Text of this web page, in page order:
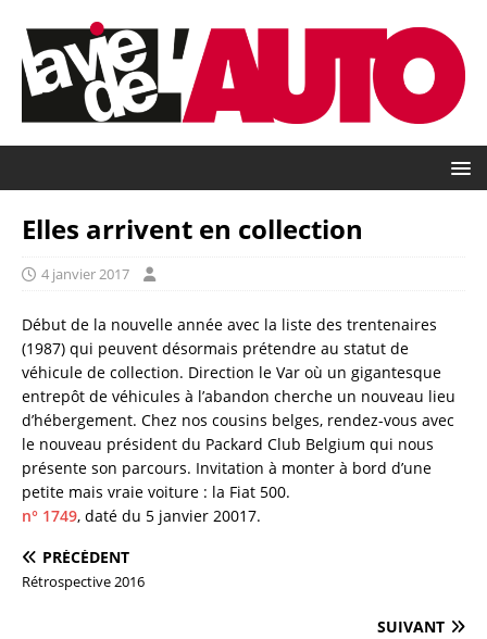
Elles arrivent en collection
4 janvier 2017
Début de la nouvelle année avec la liste des trentenaires
(1987) qui peuvent désormais prétendre au statut de
véhicule de collection. Direction le Var où un gigantesque
entrepôt de véhicules à l’abandon cherche un nouveau lieu
d’hébergement. Chez nos cousins belges, rendez-vous avec
le nouveau président du Packard Club Belgium qui nous
présente son parcours. Invitation à monter à bord d’une
petite mais vraie voiture : la Fiat 500.
n° 1749, daté du 5 janvier 20017.
PRÉCÉDENT
Rétrospective 2016
SUIVANT